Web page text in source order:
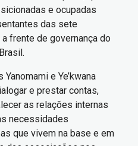
e ocupadas
das sete
frente de governança do
e Ye’kwana
e prestar contas,
as relações internas
necessidades
que vivem na base e em